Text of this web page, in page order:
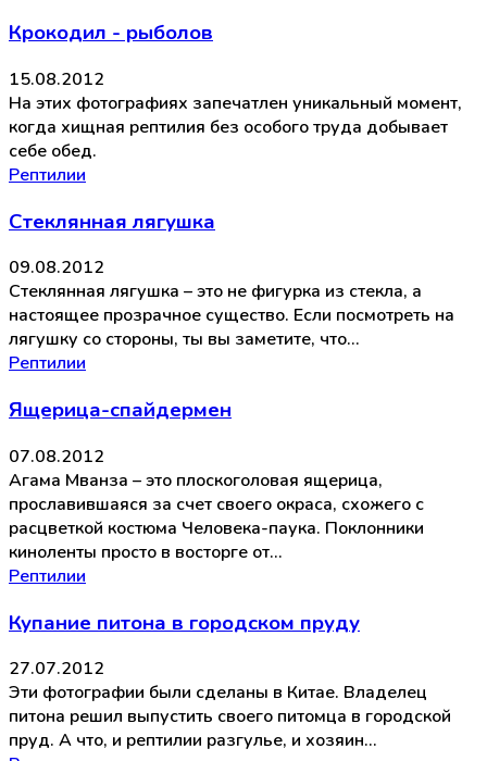
Крокодил - рыболов
15.08.2012
На этих фотографиях запечатлен уникальный момент,
когда хищная рептилия без особого труда добывает
себе обед.
Рептилии
Стеклянная лягушка
09.08.2012
Стеклянная лягушка – это не фигурка из стекла, а
настоящее прозрачное существо. Если посмотреть на
лягушку со стороны, ты вы заметите, что…
Рептилии
Ящерица-спайдермен
07.08.2012
Агама Мванза – это плоскоголовая ящерица,
прославившаяся за счет своего окраса, схожего с
расцветкой костюма Человека-паука. Поклонники
киноленты просто в восторге от…
Рептилии
Купание питона в городском пруду
27.07.2012
Эти фотографии были сделаны в Китае. Владелец
питона решил выпустить своего питомца в городской
пруд. А что, и рептилии разгулье, и хозяин…